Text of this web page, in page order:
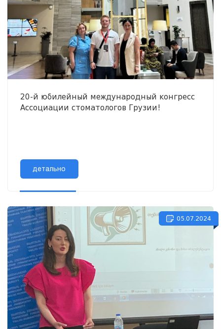
20-й юбилейный международный конгресс
Ассоциации стоматологов Грузии!
детально
05.07.2024